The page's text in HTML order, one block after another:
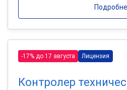
-17% до 17 августа Лицензия
Контролер